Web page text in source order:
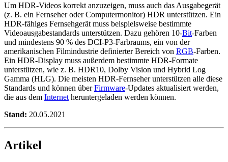
Um HDR-Videos korrekt anzuzeigen, muss auch das Ausgabegerät
(z. B. ein Fernseher oder Computermonitor) HDR unterstützen. Ein
HDR-fähiges Fernsehgerät muss beispielsweise bestimmte
Videoausgabestandards unterstützen. Dazu gehören 10-Bit-Farben
und mindestens 90 % des DCI-P3-Farbraums, ein von der
amerikanischen Filmindustrie definierter Bereich von RGB-Farben.
Ein HDR-Display muss außerdem bestimmte HDR-Formate
unterstützen, wie z. B. HDR10, Dolby Vision und Hybrid Log
Gamma (HLG). Die meisten HDR-Fernseher unterstützen alle diese
Standards und können überFirmware-Updates aktualisiert werden,
die aus dem Internet heruntergeladen werden können.
Stand: 20.05.2021
Artikel